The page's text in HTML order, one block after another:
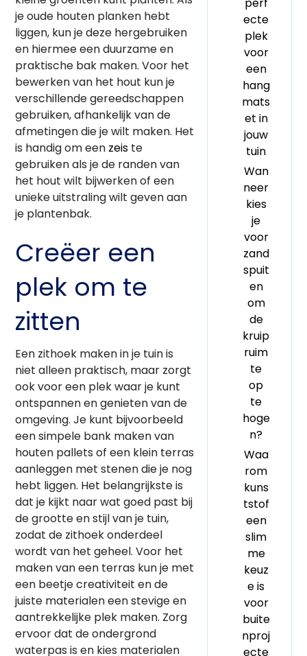
je oude houten planken hebt
liggen, kun je deze hergebruiken
en hiermee een duurzame en
praktische bak maken. Voor het
bewerken van het hout kun je
verschillende gereedschappen
gebruiken, afhankelijk van de
afmetingen die je wilt maken. Het
is handig om een zeis te
gebruiken als je de randen van
het hout wilt bijwerken of een
unieke uitstraling wilt geven aan
je plantenbak.
Creëer een
plek om te
zitten
Een zithoek maken in je tuin is
niet alleen praktisch, maar zorgt
ook voor een plek waar je kunt
ontspannen en genieten van de
omgeving. Je kunt bijvoorbeeld
een simpele bank maken van
houten pallets of een klein terras
aanleggen met stenen die je nog
hebt liggen. Het belangrijkste is
dat je kijkt naar wat goed past bij
de grootte en stijl van je tuin,
zodat de zithoek onderdeel
wordt van het geheel. Voor het
maken van een terras kun je met
een beetje creativiteit en de
juiste materialen een stevige en
aantrekkelijke plek maken. Zorg
ervoor dat de ondergrond
waterpas is en kies materialen
ecte
plek
voor
een
hang
mats
et in
jouw
tuin
Wan
neer
kies
je
voor
zand
spuit
en
om
de
kruip
ruim
te
op
te
hoge
n?
Waa
rom
kuns
tstof
een
slim
me
keuz
e is
voor
buite
nproj
ecte